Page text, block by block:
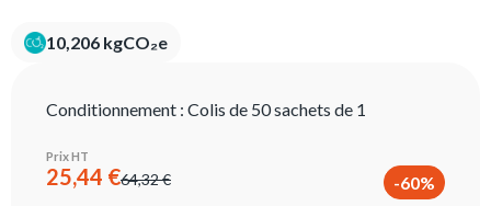
10,206 kgCO₂e
Conditionnement : Colis de 50 sachets de 1
Prix HT
25,44 €64,32 € -60%